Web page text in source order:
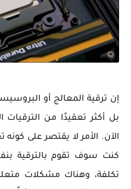
إن ترقية المعالج أو
بل أكثر تعقيدًا من الترقيات
الآن. الأمر لا يقتصر على كونه
كنت سوف تقوم بالترقية
تكلفة، وهناك مشكلات